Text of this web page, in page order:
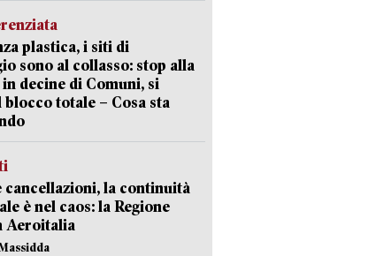
plastica, i siti di
sono al collasso: stop alla
decine di Comuni, si
totale – Cosa sta
cancellazioni, la continuità
è nel caos: la Regione
Aeroitalia